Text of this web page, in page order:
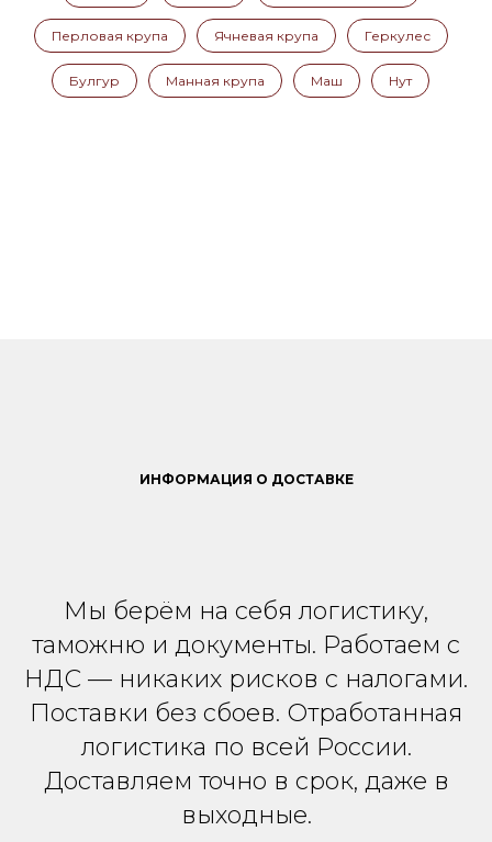
Перловая крупа Ячневая крупа Геркулес
Булгур Манная крупа Маш Нут
ИНФОРМАЦИЯ О ДОСТАВКЕ
Мы берём на себя логистику,
таможню и документы. Работаем с
НДС — никаких рисков с налогами.
Поставки без сбоев. Отработанная
логистика по всей России.
Доставляем точно в срок, даже в
выходные.